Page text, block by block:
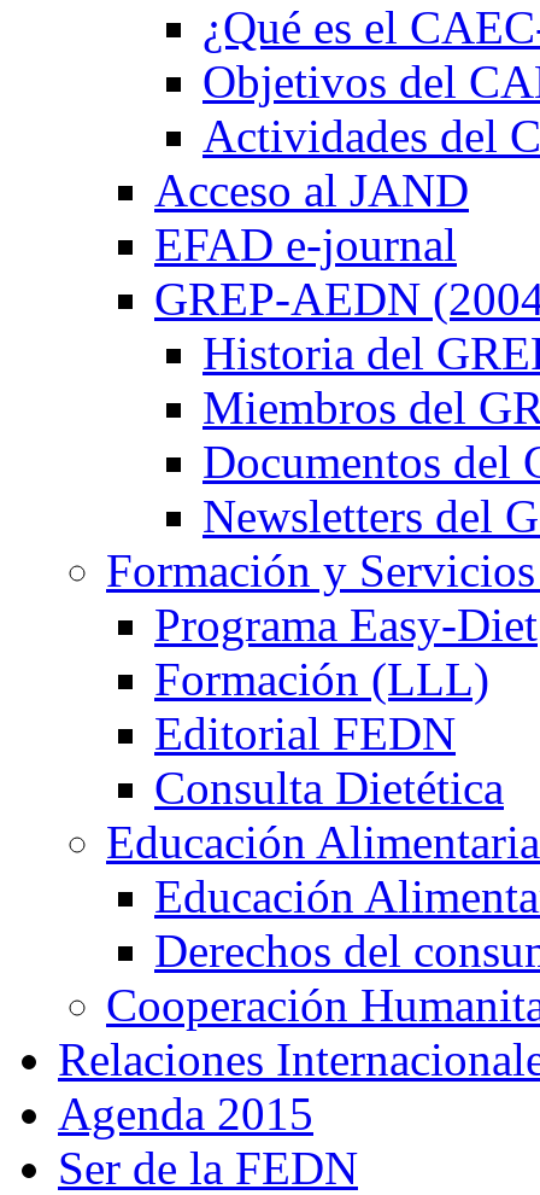
¿Qué es el
Objetivos del
Actividades del
Acceso al JAND
EFAD e-journal
GREP-AEDN
Historia del
Miembros del
Documentos del
Newsletters del
Formación y
Programa Easy-Diet
Formación (LLL)
Editorial FEDN
Consulta Dietética
Educación Alimentaria
Educación
Derechos del
Cooperación
Relaciones
Agenda 2015
Ser de la FEDN